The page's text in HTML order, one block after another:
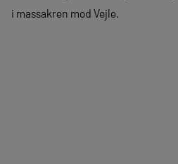
i massakren mod Vejle.